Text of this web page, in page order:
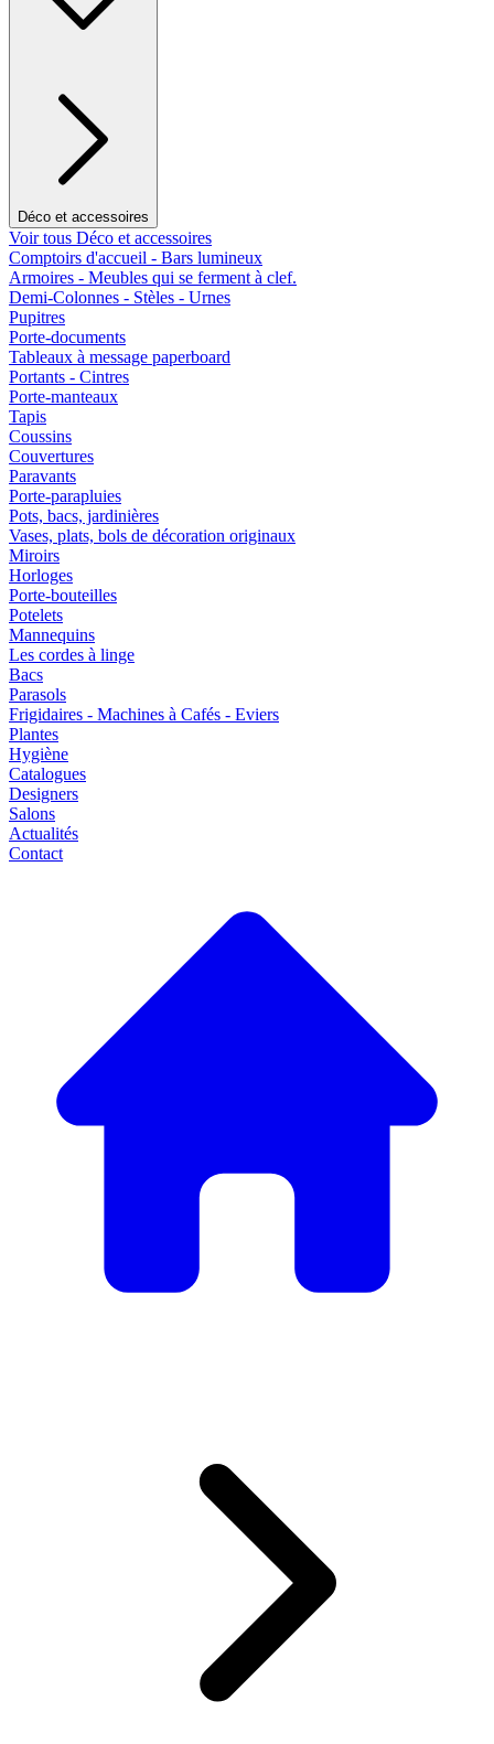
Déco et accessoires
Voir tous Déco et accessoires
Comptoirs d'accueil - Bars lumineux
Armoires - Meubles qui se ferment à clef.
Demi-Colonnes - Stèles - Urnes
Pupitres
Porte-documents
Tableaux à message paperboard
Portants - Cintres
Porte-manteaux
Tapis
Coussins
Couvertures
Paravants
Porte-parapluies
Pots, bacs, jardinières
Vases, plats, bols de décoration originaux
Miroirs
Horloges
Porte-bouteilles
Potelets
Mannequins
Les cordes à linge
Bacs
Parasols
Frigidaires - Machines à Cafés - Eviers
Plantes
Hygiène
Catalogues
Designers
Salons
Actualités
Contact